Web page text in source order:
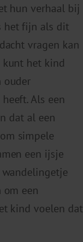
hun verhaal bij
het fijn als dit
vragen kan
kunt het kind
ouder
Als een
dat al een
simpele
een ijsje
een
kind voelen dat